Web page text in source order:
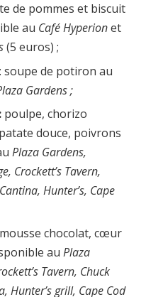
de pommes et biscuit
au CaféHyperionet
(5 euros) ;
: soupe de potiron au
Gardens ;
poulpe, chorizo
douce, poivrons
Plaza Gardens,
Crockett’s Tavern,
Hunter’s, Cape
mousse chocolat, cœur
auPlaza
Tavern, Chuck
Hunter’s grill, Cape Cod